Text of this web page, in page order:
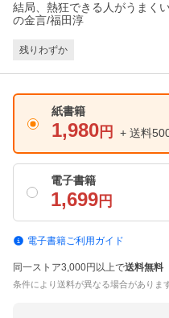
結局、熱狂できる人がうまく
の金言/福田淳
残りわずか
紙書籍
1,980 円 + 送料
電子書籍
1,699 円
電子書籍ご利用ガイド
同一ストア3,000円以上で送料無料
条件により送料が異なる場合があります